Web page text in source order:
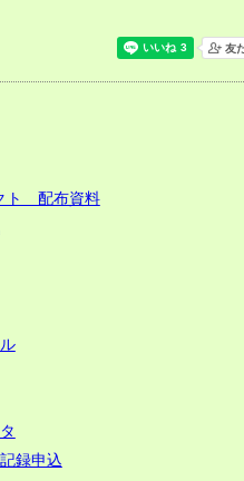
ト 配布資料
録申込